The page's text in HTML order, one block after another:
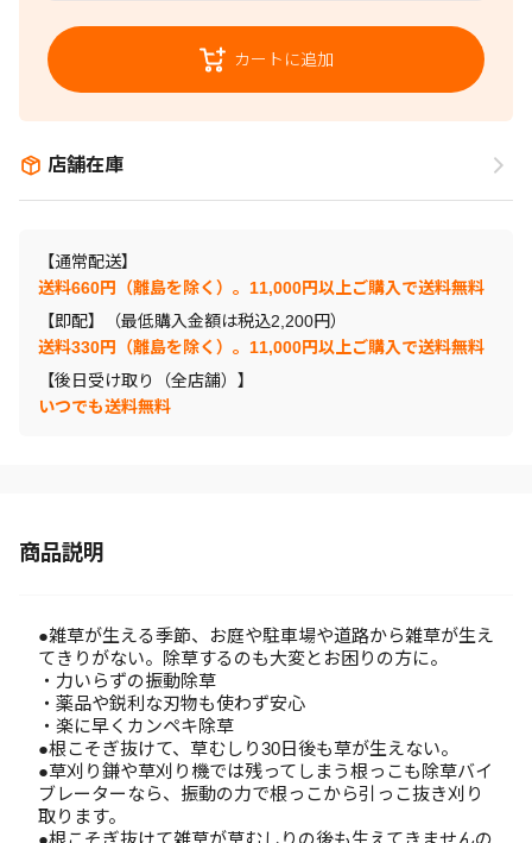
カートに追加
店舗在庫
【通常配送】
送料660円（離島を除く）。11,000円以上ご購入で送料無料
【即配】（最低購入金額は税込2,200円）
送料330円（離島を除く）。11,000円以上ご購入で送料無料
【後日受け取り（全店舗）】
いつでも送料無料
商品説明
●雑草が生える季節、お庭や駐車場や道路から雑草が生え
てきりがない。除草するのも大変とお困りの方に。
・力いらずの振動除草
・薬品や鋭利な刃物も使わず安心
・楽に早くカンペキ除草
●根こそぎ抜けて、草むしり30日後も草が生えない。
●草刈り鎌や草刈り機では残ってしまう根っこも除草バイ
ブレーターなら、振動の力で根っこから引っこ抜き刈り
取ります。
●根こそぎ抜けて雑草が草むしりの後も生えてきませんの